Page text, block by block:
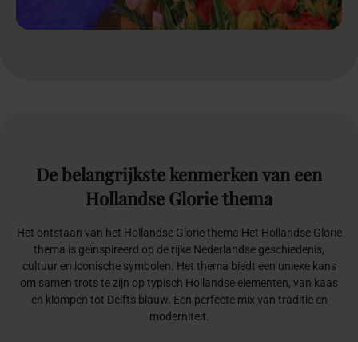
Debelangrijkstekenmerkenvan een
Hollandse Gloriethema
Het ontstaan van het Hollandse Glorie thema Het Hollandse Glorie
thema is geïnspireerd op de rijke Nederlandse geschiedenis,
cultuur en iconische symbolen. Het thema biedt een unieke kans
om samen trots te zijn op typisch Hollandse elementen, van kaas
en klompen tot Delfts blauw. Een perfecte mix van traditie en
moderniteit.